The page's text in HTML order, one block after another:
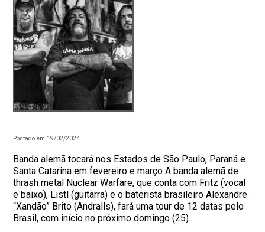
Postado em 19/02/2024
Banda alemã tocará nos Estados de São Paulo, Paraná e
Santa Catarina em fevereiro e março A banda alemã de
thrash metal Nuclear Warfare, que conta com Fritz (vocal
e baixo), Listl (guitarra) e o baterista brasileiro Alexandre
“Xandão” Brito (Andralls), fará uma tour de 12 datas pelo
Brasil, com início no próximo domingo (25)...